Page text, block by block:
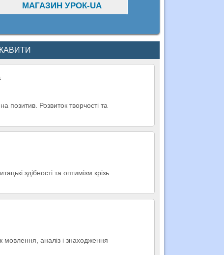
МАГАЗИН УРОК-UA
позитив. Розвиток творчості та
здібності та оптимізм крізь
аналіз і знаходження